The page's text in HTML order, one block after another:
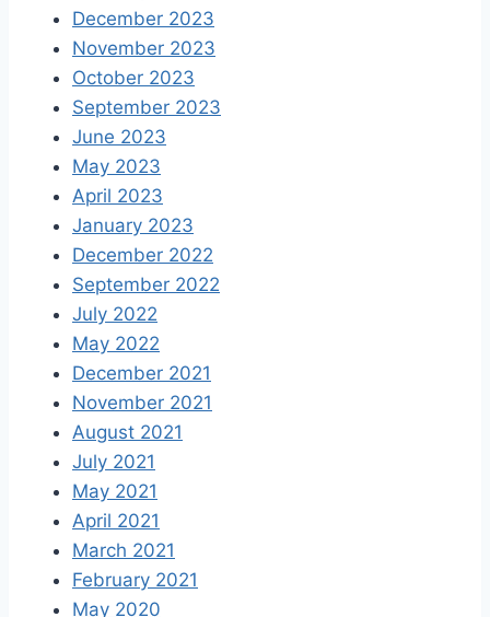
December 2023
November 2023
October 2023
September 2023
June 2023
May 2023
April 2023
January 2023
December 2022
September 2022
July 2022
May 2022
December 2021
November 2021
August 2021
July 2021
May 2021
April 2021
March 2021
February 2021
May 2020